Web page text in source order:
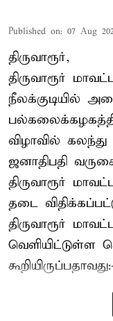
Published on: 07 Aug
திருவாரூர்,
திருவாரூர்
நீலக்குடியில்
விழாவில்
ஜனாதிபதி
திருவாரூர்
தடை
திருவாரூர்
வெளியிட்டுள்ள